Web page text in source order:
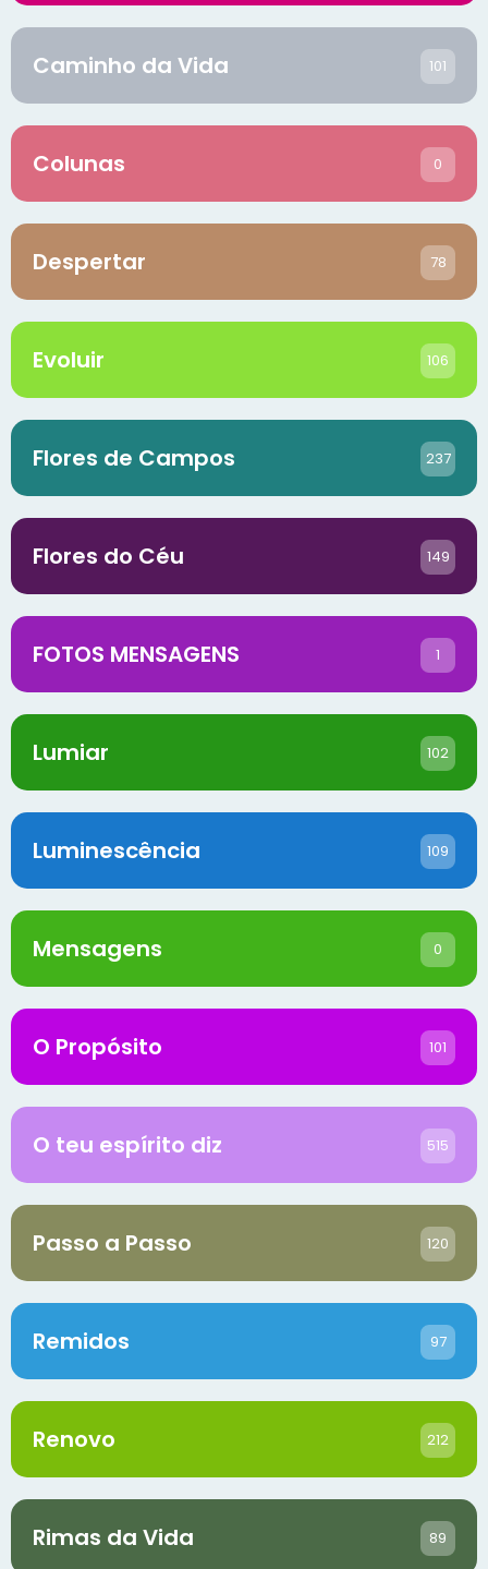
Caminho da Vida 101
Colunas 0
Despertar 78
Evoluir 106
Flores de Campos 237
Flores do Céu 149
FOTOS MENSAGENS 1
Lumiar 102
Luminescência 109
Mensagens 0
O Propósito 101
O teu espírito diz 515
Passo a Passo 120
Remidos 97
Renovo 212
Rimas da Vida 89